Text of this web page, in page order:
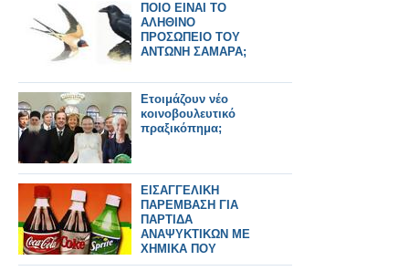
ΠΟΙΟ ΕΙΝΑΙ ΤΟ
ΑΛΗΘΙΝΟ
ΠΡΟΣΩΠΕΙΟ ΤΟΥ
ΑΝΤΩΝΗ ΣΑΜΑΡΑ;
Ετοιμάζουν νέο
κοινοβουλευτικό
πραξικόπημα;
ΕΙΣΑΓΓΕΛΙΚΗ
ΠΑΡΕΜΒΑΣΗ ΓΙΑ
ΠΑΡΤΙΔΑ
ΑΝΑΨΥΚΤΙΚΩΝ ΜΕ
ΧΗΜΙΚΑ ΠΟΥ
ΕΝΤΟΠΙΣΕ Ο ΕΦΕΤ